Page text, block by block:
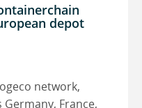
depot
network,
France,